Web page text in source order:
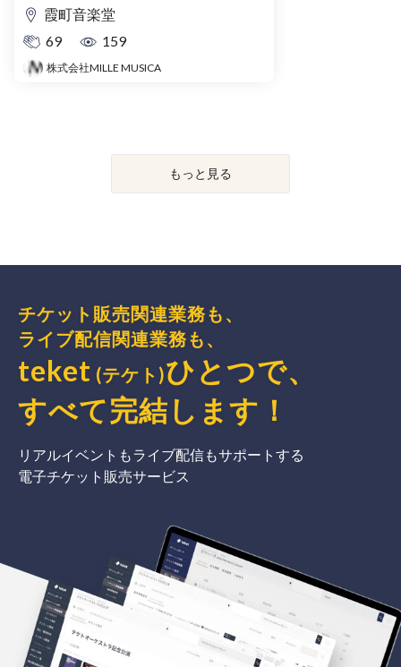
霞町音楽堂
69
159
株式会社MILLE MUSICA
もっと見る
チケット販売関連業務も、
ライブ配信関連業務も、
teket (テケト)ひとつで、
すべて完結 します ！
リアルイベントもライブ配信もサポートする
電子チケット販売サービス